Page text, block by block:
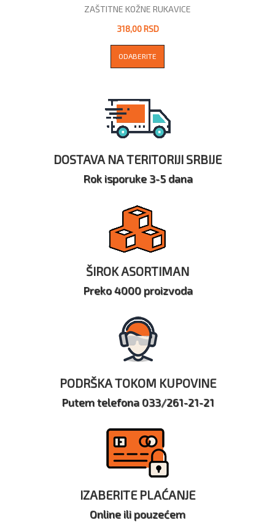
ZAŠTITNE KOŽNE RUKAVICE
318,00 RSD
ODABERITE
DOSTAVA NA TERITORIJI SRBIJE
Rok isporuke 3-5 dana
ŠIROK ASORTIMAN
Preko 4000 proizvoda
PODRŠKA TOKOM KUPOVINE
Putem telefona 033/261-21-21
IZABERITE PLAĆANJE
Online ili pouzećem